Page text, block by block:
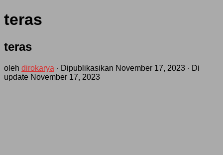
teras
teras
oleh dirokarya · Dipublikasikan November 17, 2023 · Di
update November 17, 2023